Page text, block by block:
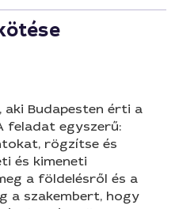
aki Budapesten érti a
feladat egyszerű:
rögzítse és
és kimeneti
a földelésről és a
a szakembert, hogy